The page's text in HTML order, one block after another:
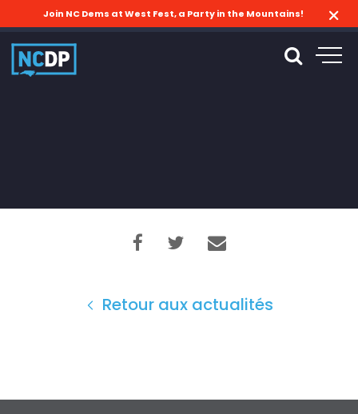
Join NC Dems at West Fest, a Party in the Mountains!
Retour aux actualités